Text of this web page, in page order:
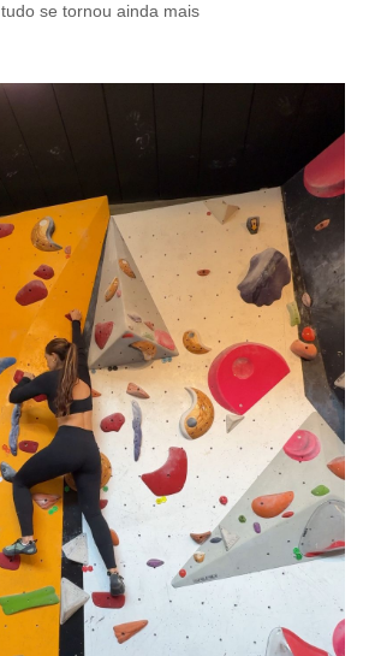
tudo se tornou ainda mais